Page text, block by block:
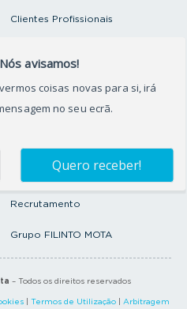
Clientes Profissionais
Seguros Protector
Artigos e Notícias
Recrutamento
Grupo FILINTO MOTA
– Todos os direitos reservados
| Termos de Utilização| Arbitragem